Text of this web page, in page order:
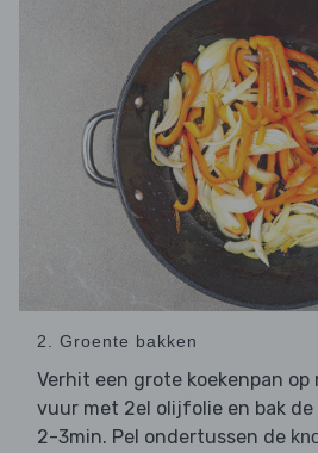
2. Groente bakken
Verhit een grote koekenpan
vuur met 2el olijfolie en bak de
2-3min. Pel ondertussen de